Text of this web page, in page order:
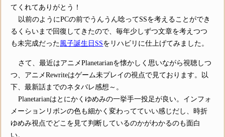
てくれてありがとう！
以前のようにPCの前でうんうん唸ってSSを考えることができ
るくらいまで回復してきたので、毎年少しずつ文章を考えつつ
も未完成だった風子誕生日SSをリハビリに仕上げてみました。
さて、最近はアニメPlanetarianを懐かしく思いながら視聴しつ
つ、アニメRewriteはゲーム未プレイの視点で見ております。以
下、最新話までのネタバレ感想～。
Planetarianはとにかくゆめみの一挙手一投足が良い。インフォ
メーションリボンの色も細かく変わってていい感じだし、時折
ゆめみ視点でどこを見て判断しているのかがわかるのも面白
い。